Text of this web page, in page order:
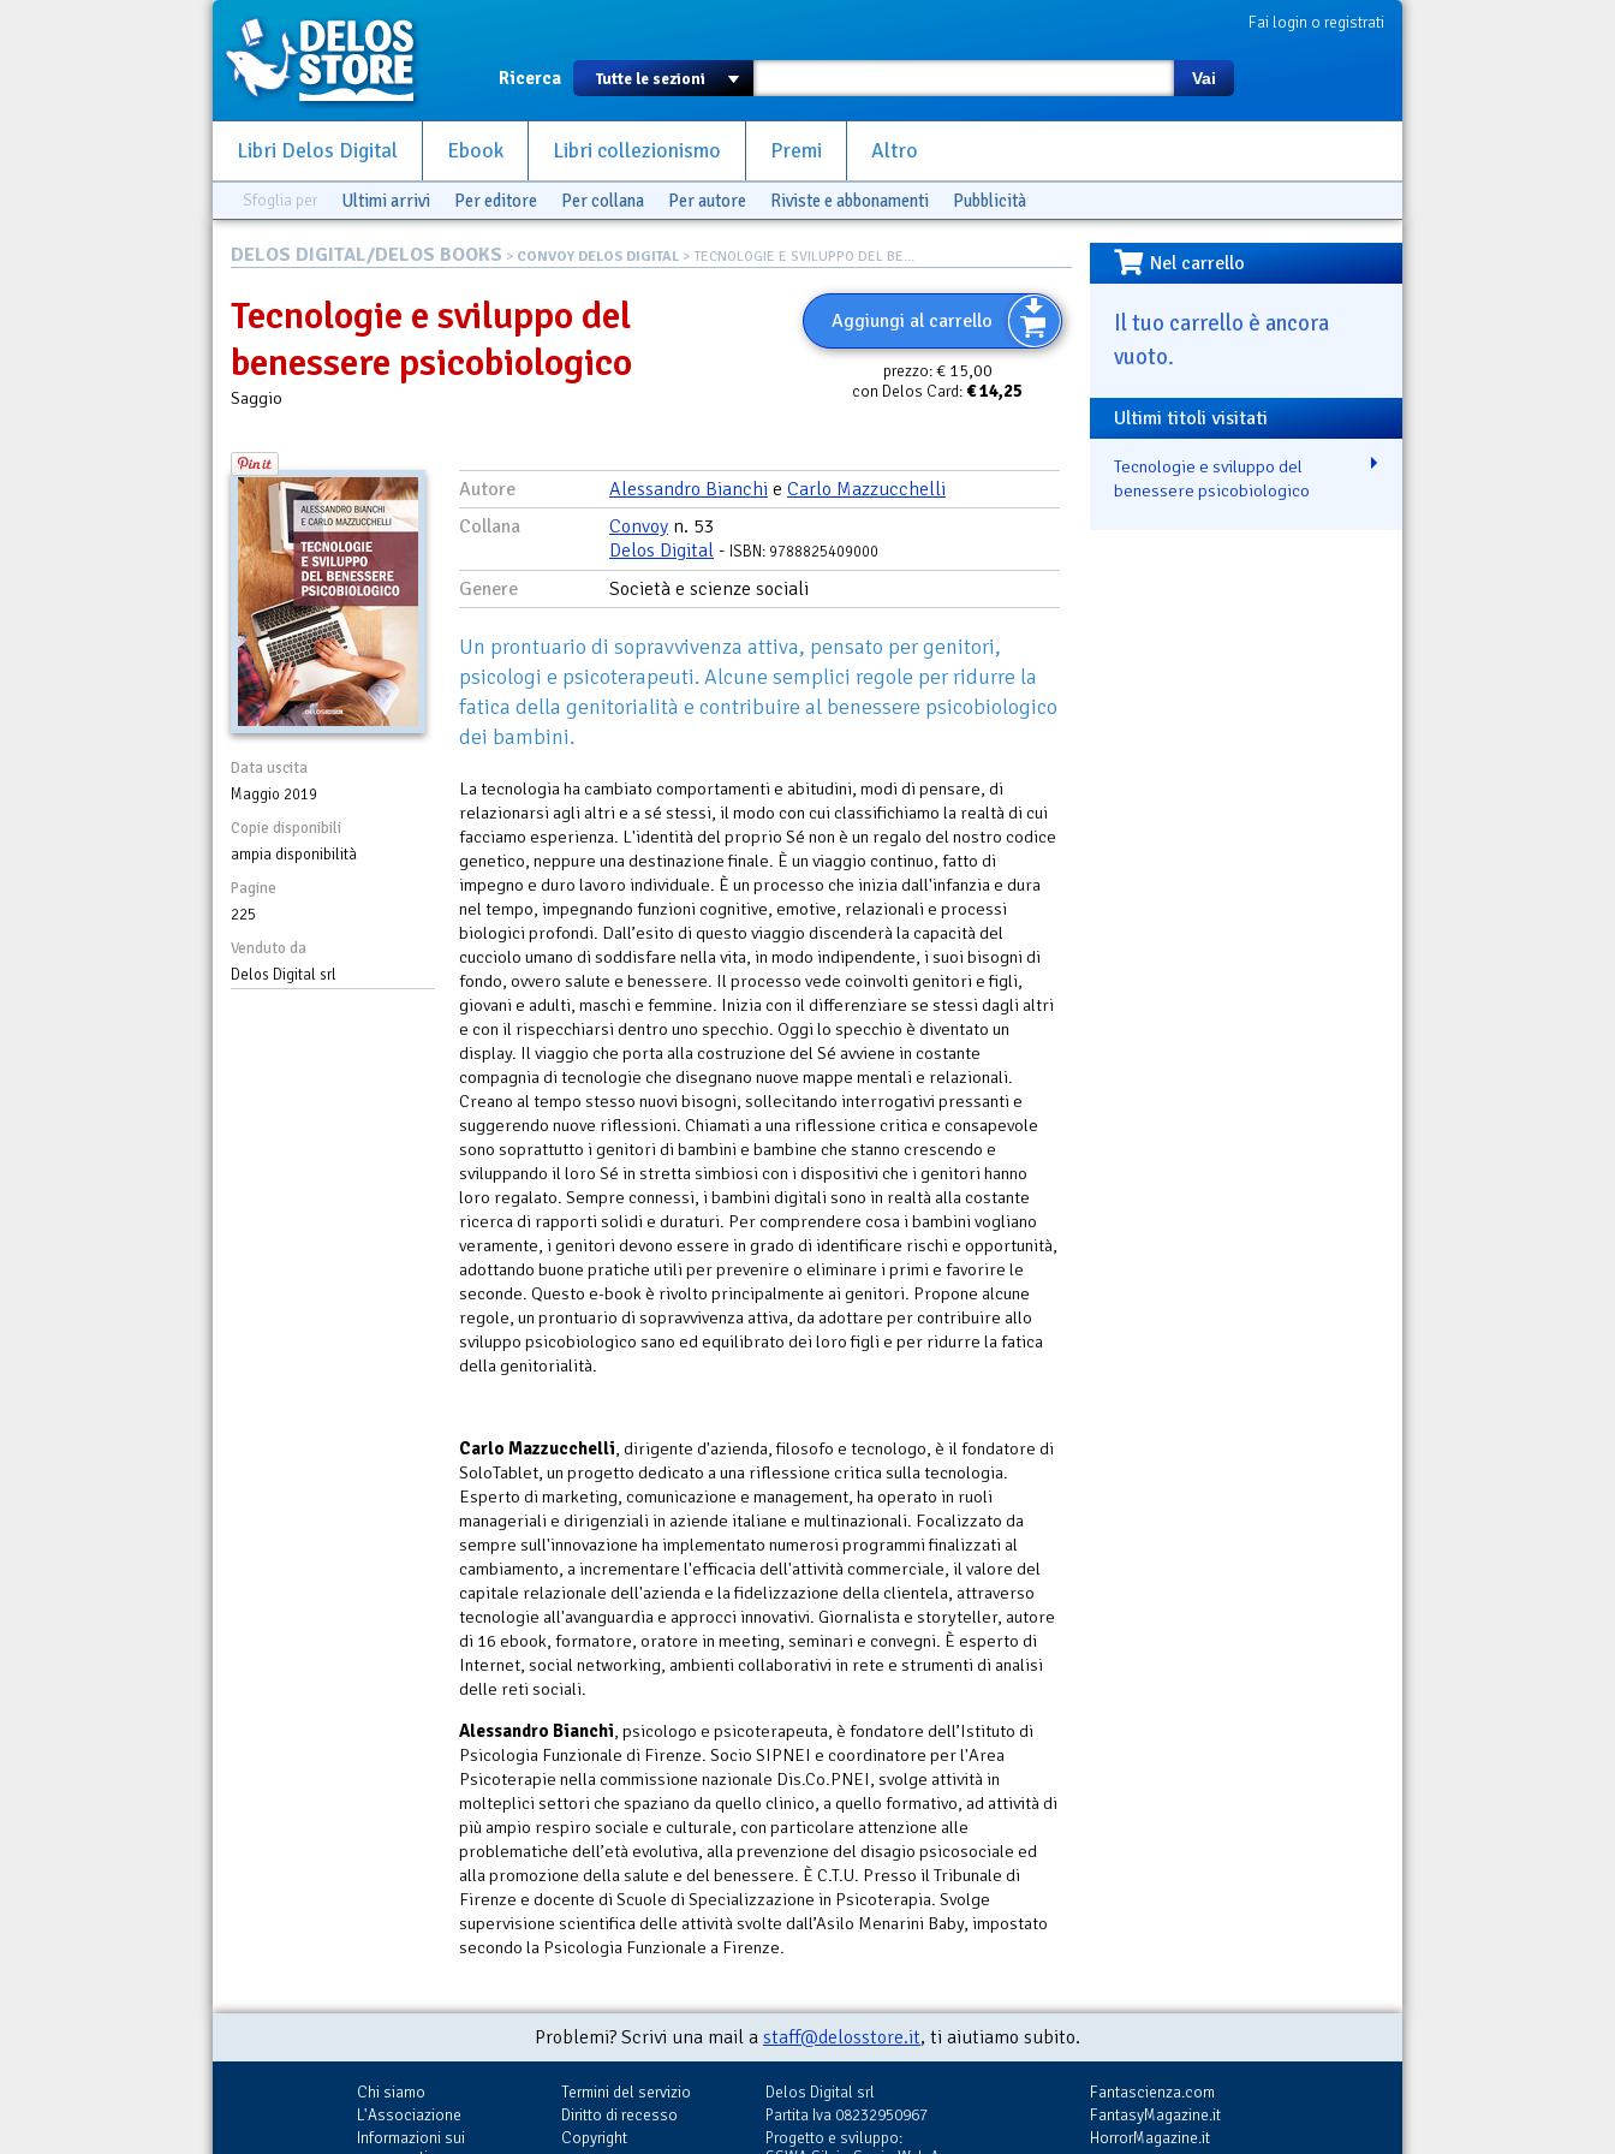
Fai login o registrati
Ricerca Vai
Libri Delos Digital Ebook Libri collezionismo Premi Altro
Sfoglia per Ultimi arrivi Per editore Per collana Per autore Riviste e abbonamenti Pubblicità
DELOS DIGITAL/DELOS BOOKS > CONVOY DELOS DIGITAL > TECNOLOGIE E SVILUPPO DEL BE...
Aggiungi al carrello
prezzo:€ 15,00
con Delos Card: €14,25
Tecnologie e sviluppo del
benessere psicobiologico
Saggio
Data uscita
Maggio 2019
Copie disponibili
ampia disponibilità
Pagine
225
Venduto da
Delos Digital srl
Autore Alessandro Bianchi e Carlo Mazzucchelli
Collana
Convoy n. 53
Delos Digital - ISBN: 9788825409000
Genere Società e scienze sociali
Un prontuario di sopravvivenza attiva, pensato per genitori,
psicologi e psicoterapeuti. Alcune semplici regole per ridurre la
fatica della genitorialità e contribuire al benessere psicobiologico
dei bambini.
La tecnologia ha cambiato comportamenti e abitudini, modi di pensare, di
relazionarsi agli altri e a sé stessi, il modo con cui classifichiamo la realtà di cui
facciamo esperienza. L'identità del proprio Sé non è un regalo del nostro codice
genetico, neppure una destinazione finale. È un viaggio continuo, fatto di
impegno e duro lavoro individuale. È un processo che inizia dall'infanzia e dura
nel tempo, impegnando funzioni cognitive, emotive, relazionali e processi
biologici profondi. Dall’esito di questo viaggio discenderà la capacità del
cucciolo umano di soddisfare nella vita, in modo indipendente, i suoi bisogni di
fondo, ovvero salute e benessere. Il processo vede coinvolti genitori e figli,
giovani e adulti, maschi e femmine. Inizia con il differenziare se stessi dagli altri
e con il rispecchiarsi dentro uno specchio. Oggi lo specchio è diventato un
display. Il viaggio che porta alla costruzione del Sé avviene in costante
compagnia di tecnologie che disegnano nuove mappe mentali e relazionali.
Creano al tempo stesso nuovi bisogni, sollecitando interrogativi pressanti e
suggerendo nuove riflessioni. Chiamati a una riflessione critica e consapevole
sono soprattutto i genitori di bambini e bambine che stanno crescendo e
sviluppando il loro Sé in stretta simbiosi con i dispositivi che i genitori hanno
loro regalato. Sempre connessi, i bambini digitali sono in realtà alla costante
ricerca di rapporti solidi e duraturi. Per comprendere cosa i bambini vogliano
veramente, i genitori devono essere in grado di identificare rischi e opportunità,
adottando buone pratiche utili per prevenire o eliminare i primi e favorire le
seconde. Questo e-book è rivolto principalmente ai genitori. Propone alcune
regole, un prontuario di sopravvivenza attiva, da adottare per contribuire allo
sviluppo psicobiologico sano ed equilibrato dei loro figli e per ridurre la fatica
della genitorialità.
Carlo Mazzucchelli, dirigente d'azienda, filosofo e tecnologo, è il fondatore di
SoloTablet, un progetto dedicato a una riflessione critica sulla tecnologia.
Esperto di marketing, comunicazione e management, ha operato in ruoli
manageriali e dirigenziali in aziende italiane e multinazionali. Focalizzato da
sempre sull'innovazione ha implementato numerosi programmi finalizzati al
cambiamento, a incrementare l'efficacia dell'attività commerciale, il valore del
capitale relazionale dell'azienda e la fidelizzazione della clientela, attraverso
tecnologie all'avanguardia e approcci innovativi. Giornalista e storyteller, autore
di 16 ebook, formatore, oratore in meeting, seminari e convegni. È esperto di
Internet, social networking, ambienti collaborativi in rete e strumenti di analisi
delle reti sociali.
Alessandro Bianchi, psicologo e psicoterapeuta, è fondatore dell’Istituto di
Psicologia Funzionale di Firenze. Socio SIPNEI e coordinatore per l'Area
Psicoterapie nella commissione nazionale Dis.Co.PNEI, svolge attività in
molteplici settori che spaziano da quello clinico, a quello formativo, ad attività di
più ampio respiro sociale e culturale, con particolare attenzione alle
problematiche dell’età evolutiva, alla prevenzione del disagio psicosociale ed
alla promozione della salute e del benessere. È C.T.U. Presso il Tribunale di
Firenze e docente di Scuole di Specializzazione in Psicoterapia. Svolge
supervisione scientifica delle attività svolte dall’Asilo Menarini Baby, impostato
secondo la Psicologia Funzionale a Firenze.
Nel carrello
Il tuo carrello è ancora
vuoto.
Ultimi titoli visitati
Tecnologie e sviluppo del
benessere psicobiologico
Problemi? Scrivi una mail a staff@delosstore.it, ti aiutiamo subito.
Chi siamo
L'Associazione
Informazioni sui
Termini del servizio
Diritto di recesso
Copyright
Delos Digital srl
Partita Iva 08232950967
Progetto e sviluppo:
Fantascienza.com
FantasyMagazine.it
HorrorMagazine.it